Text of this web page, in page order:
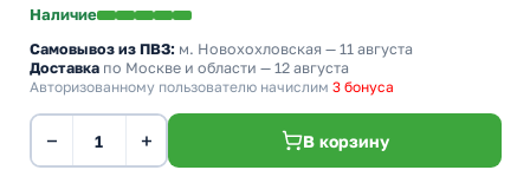
Наличие
Самовывоз из ПВЗ: м. Новохохловская — 11 августа
Доставка по Москве и области — 12 августа
Авторизованному пользователю начислим 3 бонуса
− + В корзину